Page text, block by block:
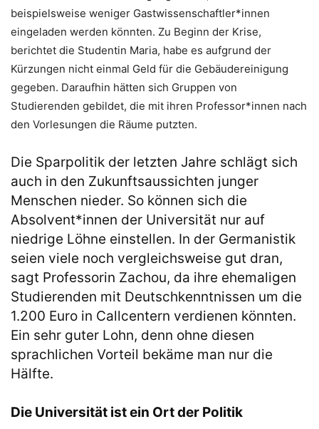
beispielsweise weniger Gastwissenschaftler*innen
eingeladen werden könnten. Zu Beginn der Krise,
berichtet die Studentin Maria, habe es aufgrund der
Kürzungen nicht einmal Geld für die Gebäudereinigung
gegeben. Daraufhin hätten sich Gruppen von
Studierenden gebildet, die mit ihren Professor*innen nach
den Vorlesungen die Räume putzten.
Die Sparpolitik der letzten Jahre schlägt sich
auch in den Zukunftsaussichten junger
Menschen nieder. So können sich die
Absolvent*innen der Universität nur auf
niedrige Löhne einstellen. In der Germanistik
seien viele noch vergleichsweise gut dran,
sagt Professorin Zachou, da ihre ehemaligen
Studierenden mit Deutschkenntnissen um die
1.200 Euro in Callcentern verdienen könnten.
Ein sehr guter Lohn, denn ohne diesen
sprachlichen Vorteil bekäme man nur die
Hälfte.
Die Universität ist ein Ort der Politik